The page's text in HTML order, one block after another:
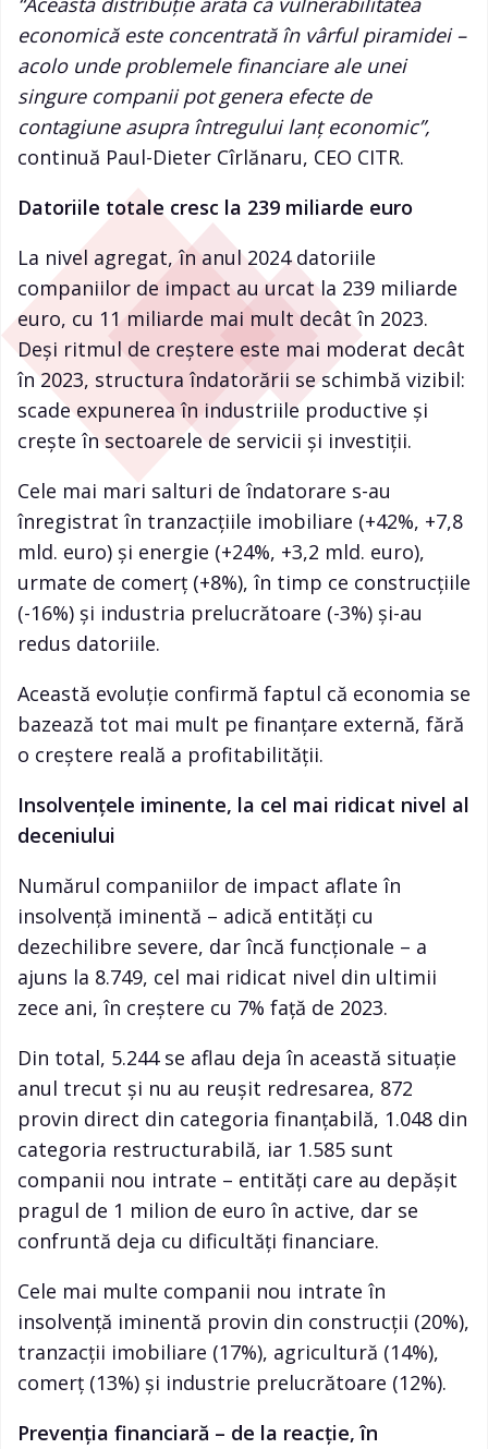
economică este concentrată în vârful piramidei –
acolo unde problemele financiare ale unei
singure companii pot genera efecte de
contagiune asupra întregului lanț economic”,
continuă Paul-Dieter Cîrlănaru, CEO CITR.
Datoriile totale cresc la 239 miliarde euro
La nivel agregat, în anul 2024 datoriile
companiilor de impact au urcat la 239 miliarde
euro, cu 11 miliarde mai mult decât în 2023.
Deși ritmul de creștere este mai moderat decât
în 2023, structura îndatorării se schimbă vizibil:
scade expunerea în industriile productive și
crește în sectoarele de servicii și investiții.
Cele mai mari salturi de îndatorare s-au
înregistrat în tranzacțiile imobiliare (+42%, +7,8
mld. euro) și energie (+24%, +3,2 mld. euro),
urmate de comerț (+8%), în timp ce construcțiile
(-16%) și industria prelucrătoare (-3%) și-au
redus datoriile.
Această evoluție confirmă faptul că economia se
bazează tot mai mult pe finanțare externă, fără
o creștere reală a profitabilității.
Insolvențele iminente, la cel mai ridicat nivel al
deceniului
Numărul companiilor de impact aflate în
insolvență iminentă – adică entități cu
dezechilibre severe, dar încă funcționale – a
ajuns la 8.749, cel mai ridicat nivel din ultimii
zece ani, în creștere cu 7% față de 2023.
Din total, 5.244 se aflau deja în această situație
anul trecut și nu au reușit redresarea, 872
provin direct din categoria finanțabilă, 1.048 din
categoria restructurabilă, iar 1.585 sunt
companii nou intrate – entități care au depășit
pragul de 1 milion de euro în active, dar se
confruntă deja cu dificultăți financiare.
Cele mai multe companii nou intrate în
insolvență iminentă provin din construcții (20%),
tranzacții imobiliare (17%), agricultură (14%),
comerț (13%) și industrie prelucrătoare (12%).
Prevenția financiară – de la reacție, în